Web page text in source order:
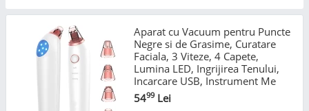
Lifting, An
Aparat cu Vacuum pentru Puncte
Negre si de Grasime, Curatare
Faciala, 3 Viteze, 4 Capete,
Lumina LED, Ingrijirea Tenului,
Incarcare USB, Instrument Me
5499Lei